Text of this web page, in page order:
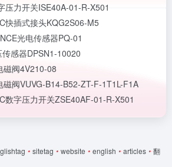
压力开关ISE40A-01-R-X501
快插式接头KQG2S06-M5
光电传感器PQ-01
感器DPSN1-10020
磁阀4V210-08
磁阀VUVG-B14-B52-ZT-F-1T1L-F1A
数字压力开关ZSE40AF-01-R-X501
• sitetag • website • english • articles • 翻